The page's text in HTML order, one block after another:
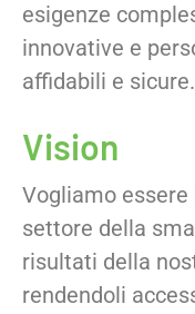
esigenze
innovative e
affidabili e sicure.
Vision
Vogliamo
settore della
risultati della
rendendoli